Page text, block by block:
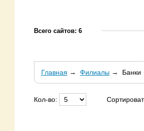
Всего сайтов: 6
Главная → Филиалы → Банки
Кол-во: